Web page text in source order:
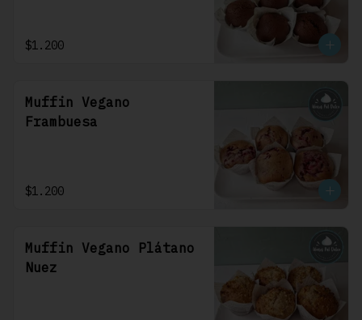
$1.200
Muffin Vegano
Frambuesa
$1.200
Muffin Vegano Plátano
Nuez